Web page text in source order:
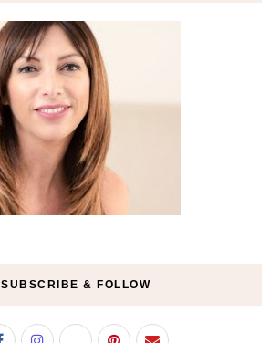
SUBSCRIBE & FOLLOW